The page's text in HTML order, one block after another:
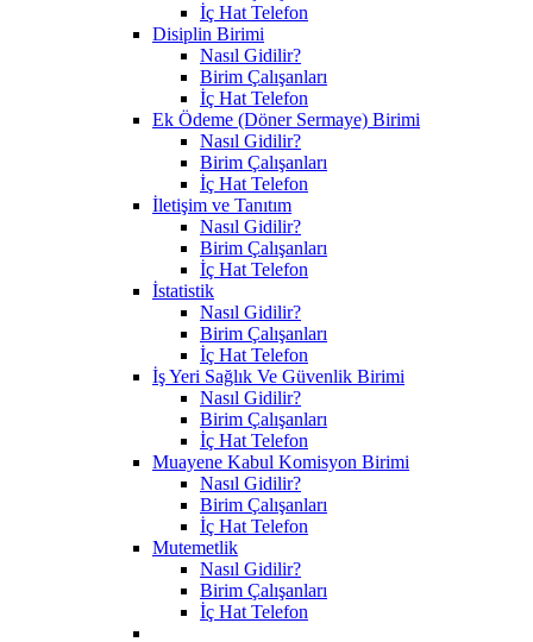
İç Hat Telefon
Disiplin Birimi
Nasıl Gidilir?
Birim Çalışanları
İç Hat Telefon
Ek Ödeme (Döner Sermaye) Birimi
Nasıl Gidilir?
Birim Çalışanları
İç Hat Telefon
İletişim ve Tanıtım
Nasıl Gidilir?
Birim Çalışanları
İç Hat Telefon
İstatistik
Nasıl Gidilir?
Birim Çalışanları
İç Hat Telefon
İş Yeri Sağlık Ve Güvenlik Birimi
Nasıl Gidilir?
Birim Çalışanları
İç Hat Telefon
Muayene Kabul Komisyon Birimi
Nasıl Gidilir?
Birim Çalışanları
İç Hat Telefon
Mutemetlik
Nasıl Gidilir?
Birim Çalışanları
İç Hat Telefon